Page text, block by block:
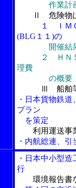
作業計画
Ⅱ 危険物
１ ＩＭＯ第
(BLG１１)の
開催結
２ ＨＮＳ体
理費
の概要
Ⅲ 船舶
・日本貨物鉄
プラン
を策定
利用運送事
・内航総連、
・日本中小型
行
環境報告書